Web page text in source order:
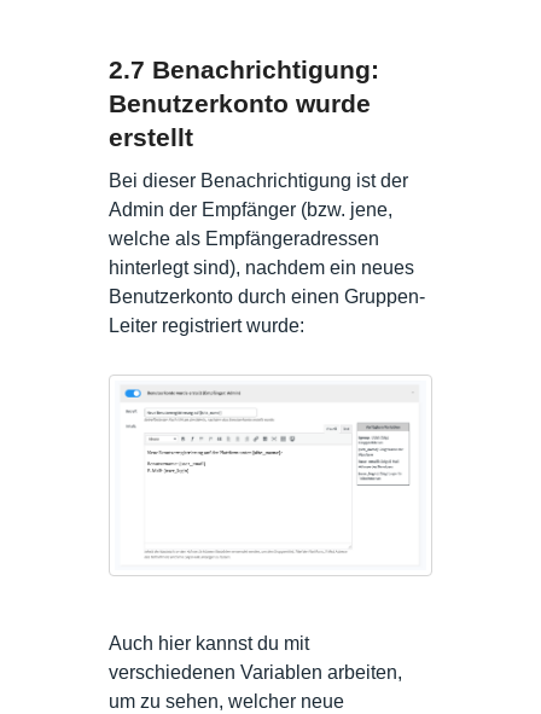
2.7 Benachrichtigung:
Benutzerkonto wurde
erstellt
Bei dieser Benachrichtigung ist der
Admin der Empfänger (bzw. jene,
welche als Empfängeradressen
hinterlegt sind), nachdem ein neues
Benutzerkonto durch einen Gruppen-
Leiter registriert wurde:
Auch hier kannst du mit
verschiedenen Variablen arbeiten,
um zu sehen, welcher neue